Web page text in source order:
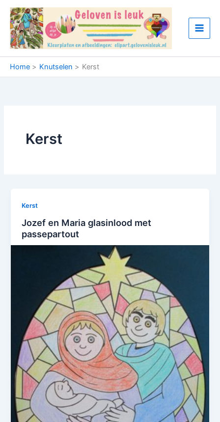
naar
inhoud
Home Knutselen Kerst
Kerst
Kerst
Jozef en Maria glasinlood met
passepartout